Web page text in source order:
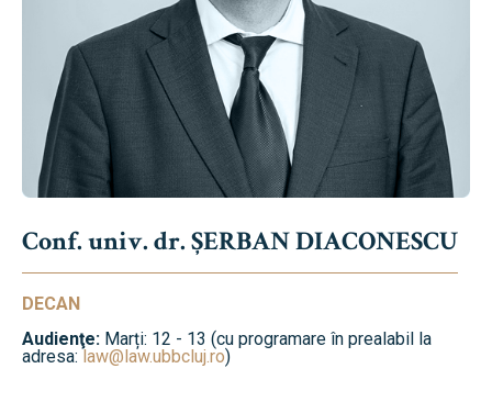
Conf. univ. dr. ȘERBAN DIACONESCU
DECAN
Audienţe: Marți: 12 - 13 (cu programare în prealabil la
adresa:law@law.ubbcluj.ro)